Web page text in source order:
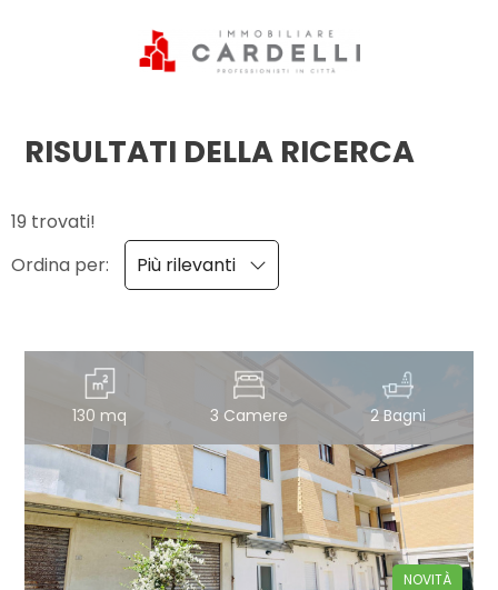
RISULTATI DELLA RICERCA
19 trovati!
Ordina per:
Più rilevanti
130 mq 3 Camere 2 Bagni
NOVITÀ
CARDELLI
IMMOBILIARE
VENDITA
AFFITTI
CONTATTI
Contratto
Qualsiasi
Affitto
Scegli
dove
cercare
Fermo